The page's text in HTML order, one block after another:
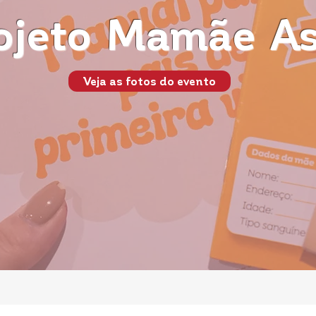
Mamãe
Veja as fotos do evento